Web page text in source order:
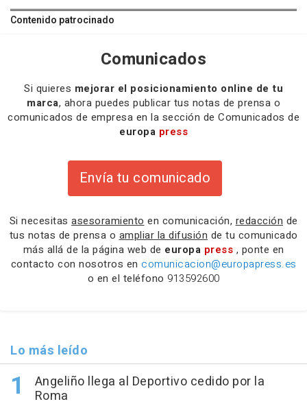
Contenido patrocinado
Comunicados
Si quieres mejorar el posicionamiento online de tu
marca, ahora puedes publicar tus notas de prensa o
comunicados de empresa en la sección de Comunicados de
europa press
Envía tu comunicado
Si necesitas asesoramiento en comunicación, redacción de
tus notas de prensa o ampliar la difusión de tu comunicado
más allá de la página web de europa press , ponte en
contacto con nosotros en comunicacion@europapress.es
o en el teléfono 913592600
Lo más leído
Angeliño llega al Deportivo cedido por la
Roma